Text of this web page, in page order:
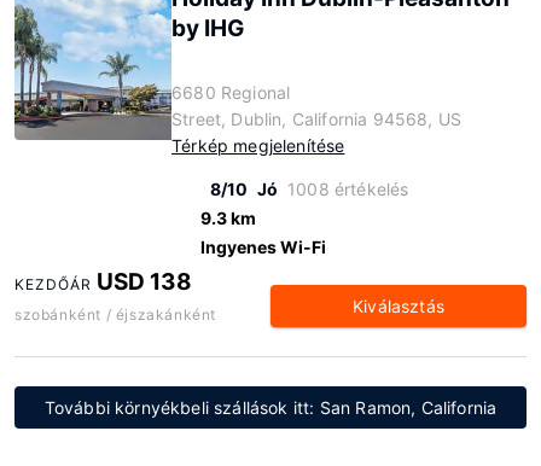
by IHG
6680 Regional
Street, Dublin, California 94568, US
Térkép megjelenítése
8/10 Jó 1008 értékelés
9.3 km
Ingyenes Wi-Fi
KEZDŐÁR USD 138
szobánként / éjszakánként Kiválasztás
További környékbeli szállások itt: San Ramon, California